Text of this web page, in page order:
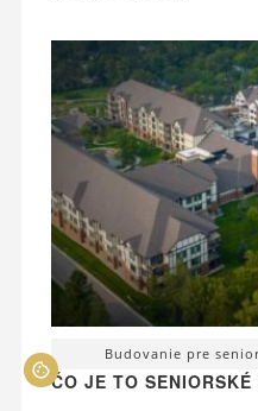
Budovanie pre
ČO JE TO SENIORSKÉ